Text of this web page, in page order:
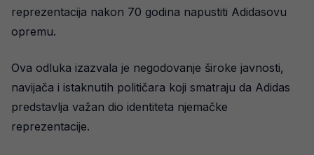
reprezentacija nakon 70 godina napustiti Adidasovu
opremu.
Ova odluka izazvala je negodovanje široke javnosti,
navijača i istaknutih političara koji smatraju da Adidas
predstavlja važan dio identiteta njemačke
reprezentacije.